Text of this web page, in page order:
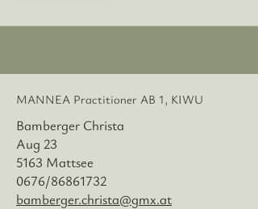
MANNEA Practitioner AB 1, KIWU
Bamberger Christa
Aug 23
5163 Mattsee
0676/86861732
bamberger.christa@gmx.at